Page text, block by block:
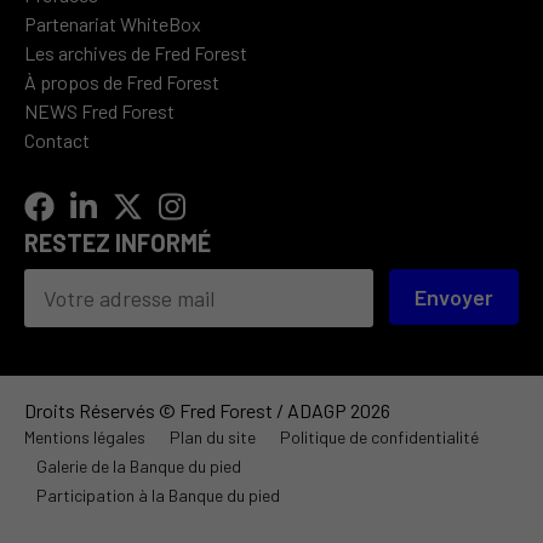
Partenariat WhiteBox
Les archives de Fred Forest
À propos de Fred Forest
NEWS Fred Forest
Contact
RESTEZ INFORMÉ
Envoyer
Droits Réservés © Fred Forest / ADAGP 2026
Mentions légales Plan du site
Politique de confidentialité
Galerie de la Banque du pied
Participation à la Banque du pied